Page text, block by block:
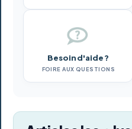
Besoin d'aide ?
FOIRE AUX QUESTIONS